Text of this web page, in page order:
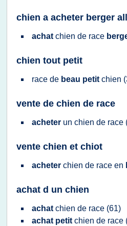
chien a acheter berger
achat chien de race
chien tout petit
race de beau petit chien
vente de chien de race
acheter un chien de race
vente chien et chiot
acheter chien de race en
achat d un chien
achat chien de race (61)
achat petit chien de race